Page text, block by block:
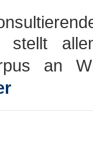
stellt
an